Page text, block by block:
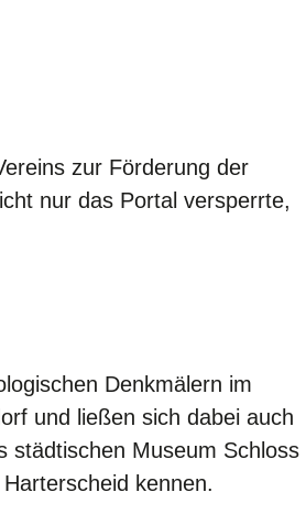
zur Förderung der
nur das Portal versperrte,
Denkmälern im
und ließen sich dabei auch
städtischen Museum Schloss
kennen.